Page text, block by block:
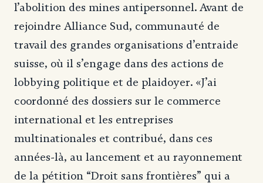
l’abolition des mines antipersonnel. Avant de
rejoindre Alliance Sud, communauté de
travail des grandes organisations d’entraide
suisse, où il s’engage dans des actions de
lobbying politique et de plaidoyer. «J’ai
coordonné des dossiers sur le commerce
international et les entreprises
multinationales et contribué, dans ces
années-là, au lancement et au rayonnement
de la pétition “Droit sans frontières” qui a